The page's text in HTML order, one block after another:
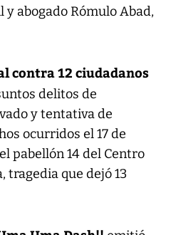
abogado Rómulo Abad,
contra 12 ciudadanos
delitos de
y tentativa de
ocurridos el 17 de
pabellón 14 del Centro
tragedia que dejó 13